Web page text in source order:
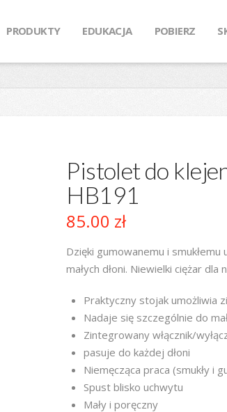
PRODUKTY EDUKACJA POBIERZ
Pistolet do
HB191
85.00 zł
Dzięki gumowanemu i
małych dłoni. Niewielki ciężar dla
Praktyczny stojak umożliwia
Nadaje się szczególnie do
Zintegrowany włącznik/
pasuje do każdej dłoni
Niemęcząca praca (smukły i
Spust blisko uchwytu
Mały i poręczny